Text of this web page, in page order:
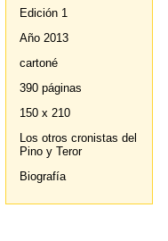
Edición 1
Año 2013
cartoné
390 páginas
150 x 210
Los otros cronistas del
Pino y Teror
Biografía